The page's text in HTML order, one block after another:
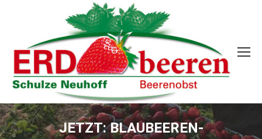
JETZT: BLAUBEEREN-